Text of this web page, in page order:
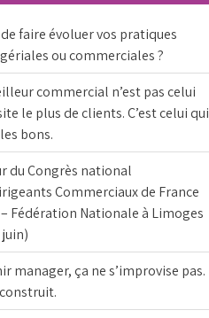
faire évoluer vos pratiques
ou commerciales ?
commercial n’est pas celui
le plus de clients. C’est celui qui
bons.
du Congrès national
Commerciaux de France
– Fédération Nationale à Limoges
juin)
manager, ça ne s’improvise pas.